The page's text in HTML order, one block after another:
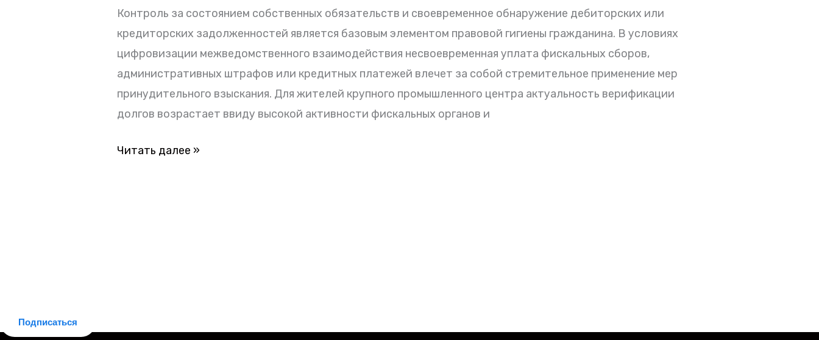
Контроль за состоянием собственных обязательств и своевременное обнаружение дебиторских или
кредиторских задолженностей является базовым элементом правовой гигиены гражданина. В условиях
цифровизации межведомственного взаимодействия несвоевременная уплата фискальных сборов,
административных штрафов или кредитных платежей влечет за собой стремительное применение мер
принудительного взыскания. Для жителей крупного промышленного центра актуальность верификации
долгов возрастает ввиду высокой активности фискальных органов и
обязательств,
регламент
поиска
и
материально-
правовые
выявления
Читать далее »
Подписаться